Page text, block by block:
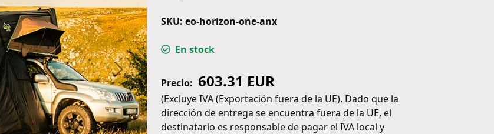
Siguiente
SKU: eo-horizon-one-anx
En stock
Precio: 603.31 EUR
(Excluye IVA (Exportación fuera de la UE). Dado que la
dirección de entrega se encuentra fuera de la UE, el
destinatario es responsable de pagar el IVA local y